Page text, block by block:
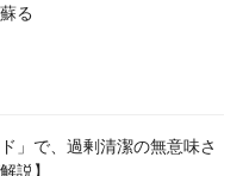
る
」で、過剰清潔の無意味さ
説】